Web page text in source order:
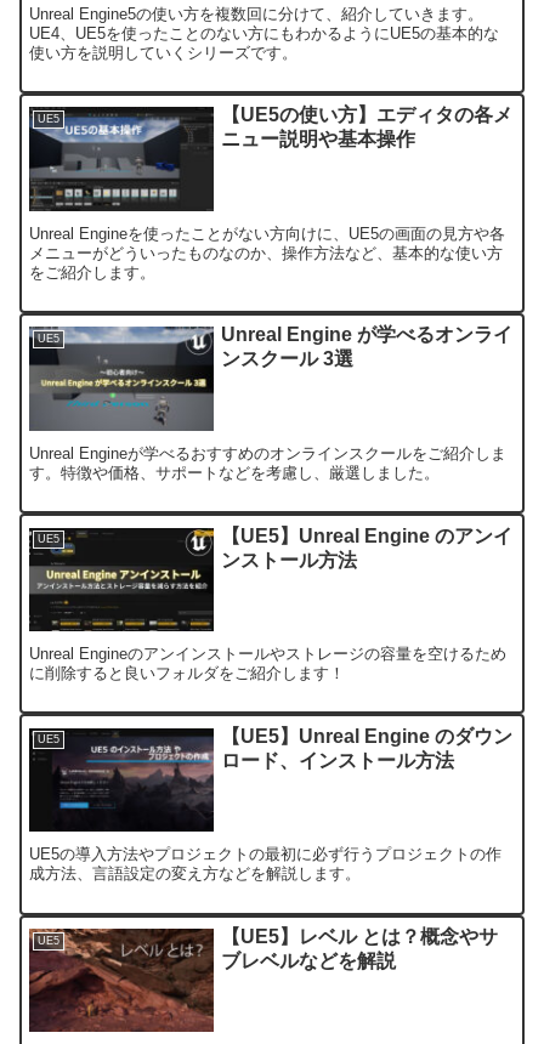
Unreal Engine5の使い方を複数回に分けて、紹介していきます。
UE4、UE5を使ったことのない方にもわかるようにUE5の基本的な
使い方を説明していくシリーズです。
UE5
【UE5の使い方】エディタの各メ
ニュー説明や基本操作
Unreal Engineを使ったことがない方向けに、UE5の画面の見方や各
メニューがどういったものなのか、操作方法など、基本的な使い方
をご紹介します。
UE5
Unreal Engine が学べるオンライ
ンスクール 3選
Unreal Engineが学べるおすすめのオンラインスクールをご紹介しま
す。特徴や価格、サポートなどを考慮し、厳選しました。
UE5
【UE5】Unreal Engine のアンイ
ンストール方法
Unreal Engineのアンインストールやストレージの容量を空けるため
に削除すると良いフォルダをご紹介します！
UE5
【UE5】Unreal Engine のダウン
ロード、インストール方法
UE5の導入方法やプロジェクトの最初に必ず行うプロジェクトの作
成方法、言語設定の変え方などを解説します。
UE5
【UE5】レベル とは？概念やサ
ブレベルなどを解説